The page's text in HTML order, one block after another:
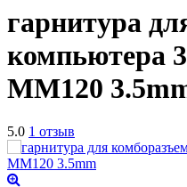
гарнитура
компьютера
MM120
5.0 1 отзыв